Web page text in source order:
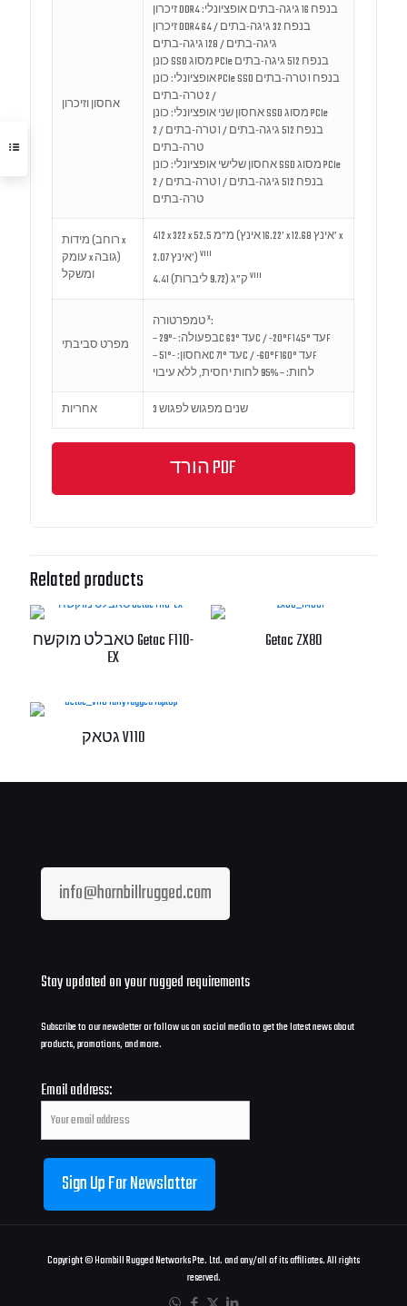
אחסון וזיכרון
זיכרון DDR4 בנפח 16 גיגה-בתים אופציונלי:
זיכרון DDR4 בנפח 32 גיגה-בתים / 64
גיגה-בתים / 128 גיגה-בתים
כונן SSD מסוג PCIe בנפח 512 גיגה-בתים
אופציונלי: כונן PCIe SSD בנפח 1 טרה-בתים
/ 2 טרה-בתים
אחסון שני אופציונלי: כונן SSD מסוג PCIe
בנפח 512 גיגה-בתים / 1 טרה-בתים / 2
טרה-בתים
אחסון שלישי אופציונלי: כונן SSD מסוג PCIe
בנפח 512 גיגה-בתים / 1 טרה-בתים / 2
טרה-בתים
מידות (רוחב x
עומק x גובה)
ומשקל
412 x 322 x 52.5 מ”מ (16.22 אינץ’ x 12.68 אינץ’ x
2.07 אינץ’)VIII
4.41 ק”ג (9.72 ליברות)VIII
מפרט סביבתי
טמפרטורהx:
– בפעולה: -29°C עד 63°C / -20°F עד 145°F
– אחסון: -51°C עד 71°C / -60°F עד 160°F
לחות: – 95% לחות יחסית, ללא עיבוי
אחריות 3 שנים מפגוש לפגוש
הורד PDF
Related products
טאבלט מוקשח Getac F110-
EX
Getac ZX80
גטאק V110
info@hornbillrugged.com
Stay updated on your rugged requirements
Subscribe to our newsletter or follow us on social media to get the latest news about
products, promotions, and more.
Email address:
Copyright © Hornbill Rugged Networks Pte. Ltd. and any/all of its affiliates. All rights
reserved.